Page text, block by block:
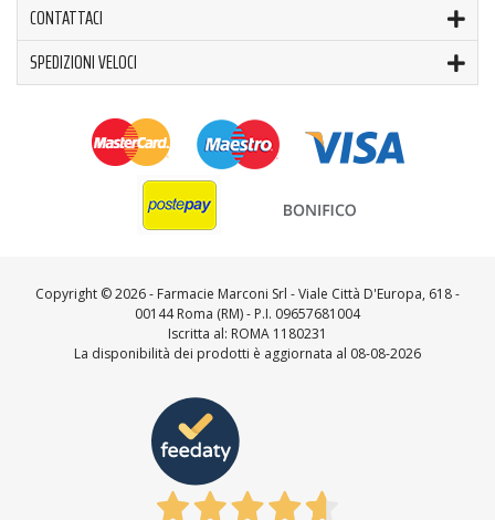
CONTATTACI
SPEDIZIONI VELOCI
Copyright ©2026 - Farmacie Marconi Srl - Viale Città D'Europa, 618 -
00144 Roma (RM) - P.I. 09657681004
Iscritta al: ROMA 1180231
La disponibilità dei prodotti è aggiornata al 08-08-2026